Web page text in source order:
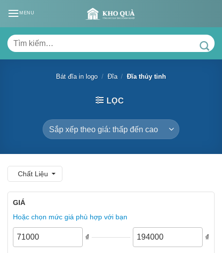
MENU
Tìm
kiếm:
Bát đĩa in logo / Đĩa / Đĩa thủy tinh
LỌC
Chất Liệu
GIÁ
Hoặc chọn mức giá phù hợp với bạn
₫ ₫